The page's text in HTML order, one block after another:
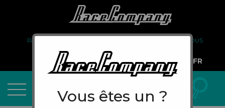
PARTENARIAT
À PROPOS DE NOUS
COMPTE PRO
FR
Vous êtes un ?